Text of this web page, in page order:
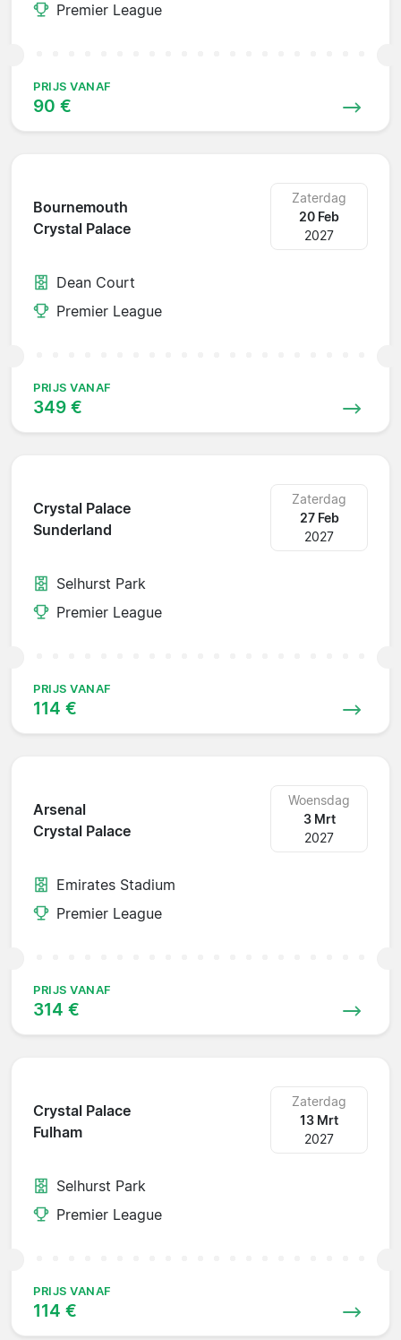
Premier League
PRIJS VANAF
90 €
Bournemouth
Crystal Palace
Zaterdag
20 Feb
2027
Dean Court
Premier League
PRIJS VANAF
349 €
Crystal Palace
Sunderland
Zaterdag
27 Feb
2027
Selhurst Park
Premier League
PRIJS VANAF
114 €
Arsenal
Crystal Palace
Woensdag
3 Mrt
2027
Emirates Stadium
Premier League
PRIJS VANAF
314 €
Crystal Palace
Fulham
Zaterdag
13 Mrt
2027
Selhurst Park
Premier League
PRIJS VANAF
114 €